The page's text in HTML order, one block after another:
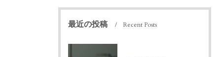
最近の投稿 Recent Posts